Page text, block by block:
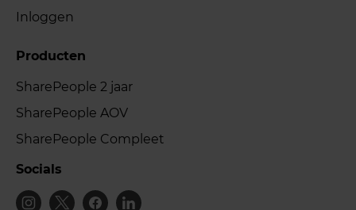
Inloggen
Producten
SharePeople 2 jaar
SharePeople AOV
SharePeople Compleet
Socials